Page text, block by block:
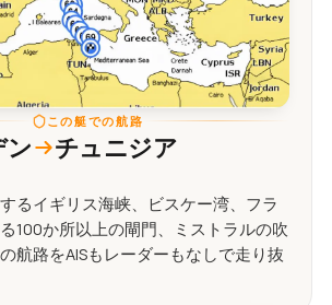
この艇での航路
ン チュニジア
るイギリス海峡、ビスケー湾、フラ
100か所以上の閘門、ミストラルの吹
航路をAISもレーダーもなしで走り抜